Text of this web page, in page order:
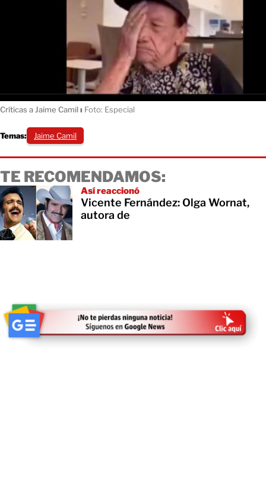
Críticas a Jaime Camilı Foto: Especial
Temas: Jaime Camil
TE RECOMENDAMOS:
Así reaccionó
Vicente Fernández: Olga Wornat,
autora de